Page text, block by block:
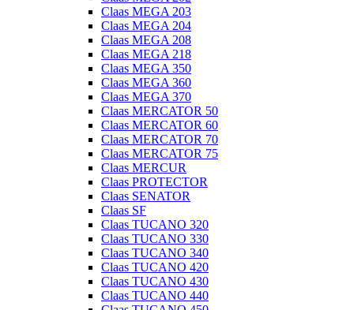
Claas MEGA 203
Claas MEGA 204
Claas MEGA 208
Claas MEGA 218
Claas MEGA 350
Claas MEGA 360
Claas MEGA 370
Claas MERCATOR 50
Claas MERCATOR 60
Claas MERCATOR 70
Claas MERCATOR 75
Claas MERCUR
Claas PROTECTOR
Claas SENATOR
Claas SF
Claas TUCANO 320
Claas TUCANO 330
Claas TUCANO 340
Claas TUCANO 420
Claas TUCANO 430
Claas TUCANO 440